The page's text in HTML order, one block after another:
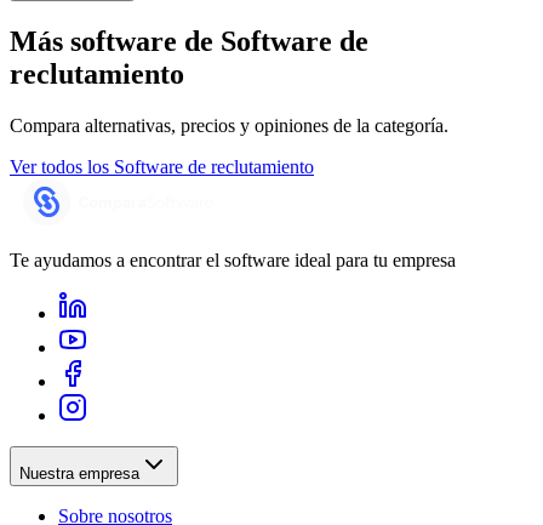
Más software de Software de
reclutamiento
Compara alternativas, precios y opiniones de la categoría.
Ver todos los Software de reclutamiento
Te ayudamos a encontrar el software ideal para tu empresa
Nuestra empresa
Sobre nosotros